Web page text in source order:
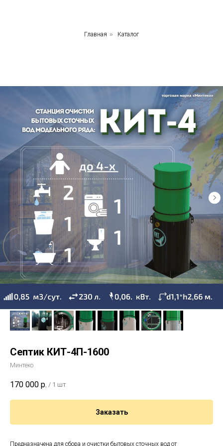
Главная » Каталог
Септик КИТ-4П-1600
Минтеко
170 000 р. / 1 шт
Заказать
Предназначена для сбора и очистки бытовых сточных вод от